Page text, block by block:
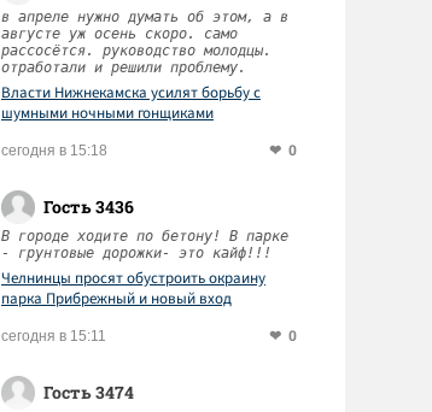
в апреле нужно думать об этом, а в
августе уж осень скоро. само
рассосётся. руководство молодцы.
отработали и решили проблему.
Власти Нижнекамска усилят борьбу с
шумными ночными гонщиками
сегодня в 15:18 0
Гость 3436
В городе ходите по бетону! В парке
- грунтовые дорожки- это кайф!!!
Челнинцы просят обустроить окраину
парка Прибрежный и новый вход
сегодня в 15:11 0
Гость 3474